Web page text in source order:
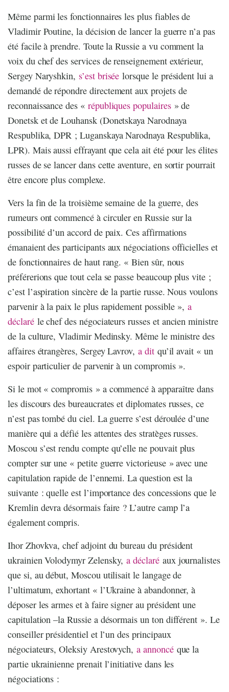
Même parmi les fonctionnaires les plus fiables de
Vladimir Poutine, la décision de lancer la guerre n’a pas
été facile à prendre. Toute la Russie a vu comment la
voix du chef des services de renseignement extérieur,
Sergey Naryshkin, s’est brisée lorsque le président lui a
demandé de répondre directement aux projets de
reconnaissance des « républiques populaires» de
Donetsk et de Louhansk (Donetskaya Narodnaya
Respublika, DPR ; Luganskaya Narodnaya Respublika,
LPR). Mais aussi effrayant que cela ait été pour les élites
russes de se lancer dans cette aventure, en sortir pourrait
être encore plus complexe.
Vers la fin de la troisième semaine de la guerre, des
rumeurs ont commencé à circuler en Russie sur la
possibilité d’un accord de paix. Ces affirmations
émanaient des participants aux négociations officielles et
de fonctionnaires de haut rang. « Bien sûr, nous
préférerions que tout cela se passe beaucoup plus vite ;
c’est l’aspiration sincère de la partie russe. Nous voulons
parvenir à la paix le plus rapidement possible »,a
déclaréle chef des négociateurs russes et ancien ministre
de la culture, Vladimir Medinsky. Même le ministre des
affaires étrangères, Sergey Lavrov,a ditqu’il avait « un
espoir particulier de parvenir à un compromis ».
Si le mot « compromis » a commencé à apparaître dans
les discours des bureaucrates et diplomates russes, ce
n’est pas tombé du ciel. La guerre s’est déroulée d’une
manière qui a défié les attentes des stratèges russes.
Moscou s’est rendu compte qu’elle ne pouvait plus
compter sur une « petite guerre victorieuse » avec une
capitulation rapide de l’ennemi. La question est la
suivante : quelle est l’importance des concessions que le
Kremlin devra désormais faire ? L’autre camp l’a
également compris.
Ihor Zhovkva, chef adjoint du bureau du président
ukrainien Volodymyr Zelensky,a déclaréaux journalistes
que si, au début, Moscou utilisait le langage de
l’ultimatum, exhortant « l’Ukraine à abandonner, à
déposer les armes et à faire signer au président une
capitulation –la Russie a désormais un ton différent ». Le
conseiller présidentiel et l’un des principaux
négociateurs, Oleksiy Arestovych,a annoncéque la
partie ukrainienne prenait l’initiative dans les
négociations :